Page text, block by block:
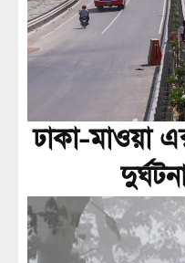
ঢাকা-মাওয়া